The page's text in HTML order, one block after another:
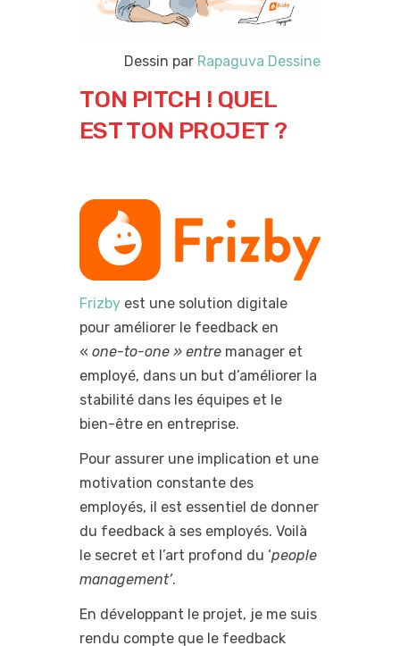
Dessin par Rapaguva Dessine
TON PITCH ! QUEL
EST TON PROJET ?
Frizby est une solution digitale
pour améliorer le feedback en
« one-to-one » entre manager et
employé, dans un but d’améliorer la
stabilité dans les équipes et le
bien-être en entreprise.
Pour assurer une implication et une
motivation constante des
employés, il est essentiel de donner
du feedback à ses employés. Voilà
le secret et l’art profond du ‘people
management’.
En développant le projet, je me suis
rendu compte que le feedback